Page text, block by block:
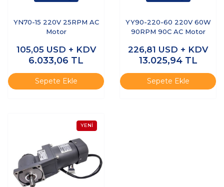
YN70-15 220V 25RPM AC
Motor
105,05 USD + KDV
6.033,06 TL
Sepete Ekle
YY90-220-60 220V 60W
90RPM 90C AC Motor
226,81 USD + KDV
13.025,94 TL
Sepete Ekle